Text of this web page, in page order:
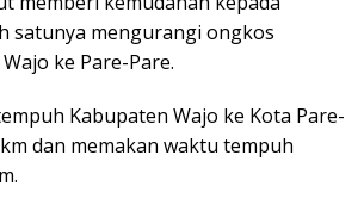
satunya mengurangi ongkos
ke Pare-Pare.
Kabupaten Wajo ke Kota Pare-
dan memakan waktu tempuh